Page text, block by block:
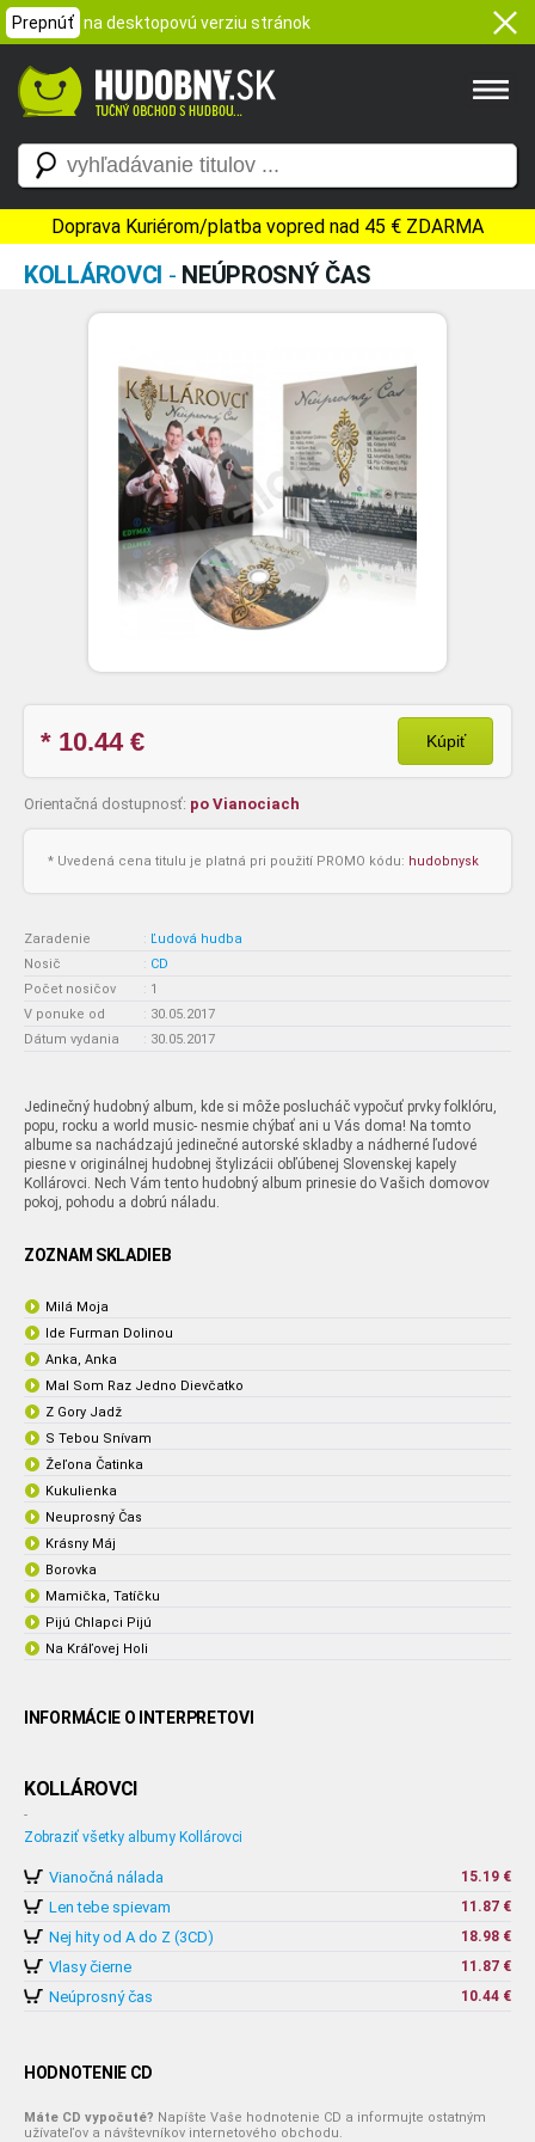
Prepnúť na desktopovú verziu stránok
Doprava Kuriérom/platba vopred nad 45 € ZDARMA
KOLLÁROVCI - NEÚPROSNÝ ČAS
* 10.44€ Kúpiť
Orientačná dostupnosť: po Vianociach
* Uvedená cena titulu je platná pri použití PROMO kódu: hudobnysk
Zaradenie : Ľudová hudba
Nosič
: CD
Počet nosičov
: 1
V ponuke od
: 30.05.2017
Dátum vydania
: 30.05.2017
Jedinečný hudobný album, kde si môže poslucháč vypočuť prvky folklóru,
popu, rocku a world music- nesmie chýbať ani u Vás doma! Na tomto
albume sa nachádzajú jedinečné autorské skladby a nádherné ľudové
piesne v originálnej hudobnej štylizácii obľúbenej Slovenskej kapely
Kollárovci. Nech Vám tento hudobný album prinesie do Vašich domovov
pokoj, pohodu a dobrú náladu.
ZOZNAM SKLADIEB
Milá Moja
Ide Furman Dolinou
Anka, Anka
Mal Som Raz Jedno Dievčatko
Z Gory Jadž
S Tebou Snívam
Žeľona Čatinka
Kukulienka
Neuprosný Čas
Krásny Máj
Borovka
Mamička, Tatíčku
Pijú Chlapci Pijú
Na Kráľovej Holi
INFORMÁCIE O INTERPRETOVI
KOLLÁROVCI
-
Zobraziť všetky albumy Kollárovci
Vianočná nálada 15.19 €
Len tebe spievam 11.87 €
Nej hity od A do Z (3CD) 18.98 €
Vlasy čierne 11.87 €
Neúprosný čas 10.44 €
HODNOTENIE CD
Máte CD vypočuté? Napíšte Vaše hodnotenie CD a informujte ostatným
užívateľov a návštevníkov internetového obchodu.